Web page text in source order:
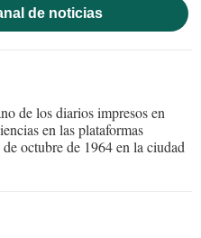
de noticias
de los diarios impresos en
en las plataformas
octubre de 1964 en la ciudad